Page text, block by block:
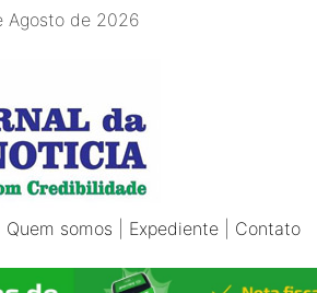
Agosto de 2026
Quem somos Expediente Contato